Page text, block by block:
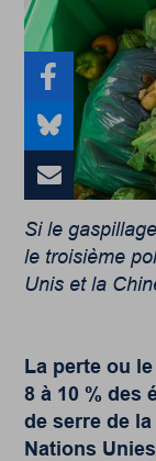
Si le
le troisième
Unis et la
La perte ou
8 à 10 % des
de serre de
Nations